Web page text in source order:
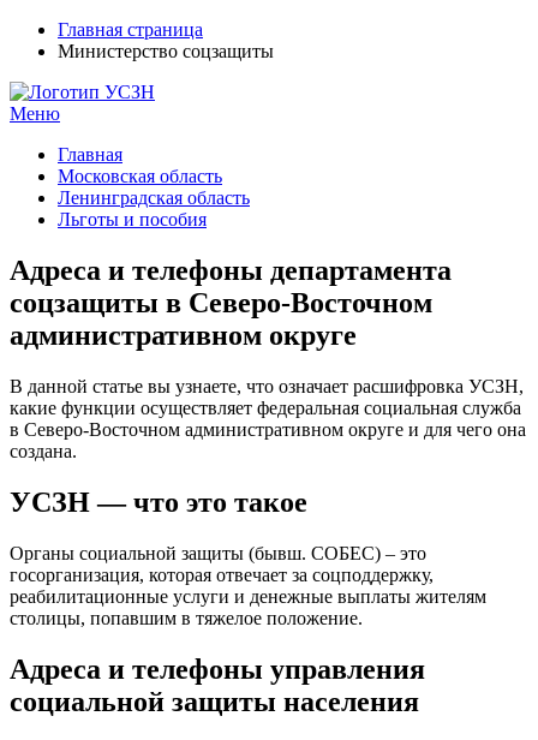
Главная страница
Министерство соцзащиты
Меню
Главная
Московская область
Ленинградская область
Льготы и пособия
Адреса и телефоны департамента
соцзащиты в Северо-Восточном
административном округе
В данной статье вы узнаете, что означает расшифровка УСЗН,
какие функции осуществляет федеральная социальная служба
в Северо-Восточном административном округе и для чего она
создана.
УСЗН — что это такое
Органы социальной защиты (бывш. СОБЕС) – это
госорганизация, которая отвечает за соцподдержку,
реабилитационные услуги и денежные выплаты жителям
столицы, попавшим в тяжелое положение.
Адреса и телефоны управления
социальной защиты населения